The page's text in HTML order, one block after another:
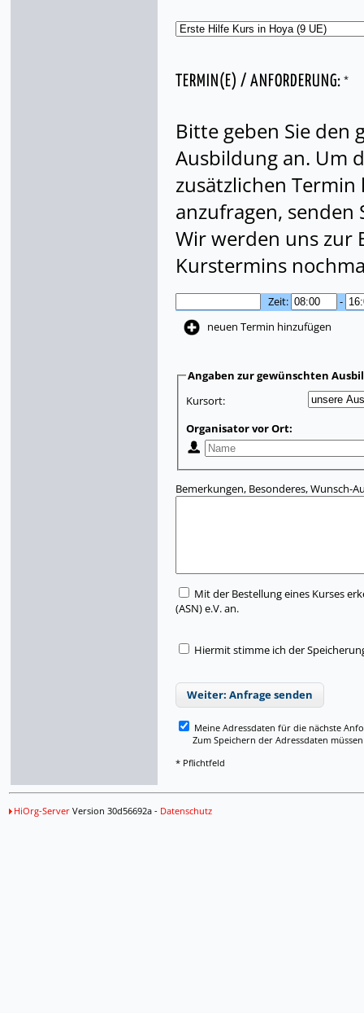
TERMIN(E) / ANFORDERUNG: *
Bitte geben Sie den
Ausbildung an. Um
zusätzlichen
anzufragen, senden
Wir werden uns zur
Kurstermins
Zeit:
-
neuen Termin hinzufügen
Angaben zur gewünschten
Kursort:
Organisator vor Ort:
Bemerkungen, Besonderes, Wunsch-
Mit der Bestellung eines Kurses
(ASN) e.V. an.
Hiermit stimme ich der
Weiter: Anfrage senden
Meine Adressdaten für die nächste
Zum Speichern der Adressdaten müssen
* Pflichtfeld
HiOrg-ServerVersion 30d56692a - Datenschutz